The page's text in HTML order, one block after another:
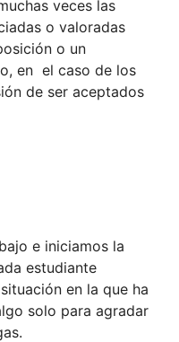
veces las
o valoradas
o un
en el caso de los
de ser aceptados
e iniciamos la
estudiante
en la que ha
solo para agradar